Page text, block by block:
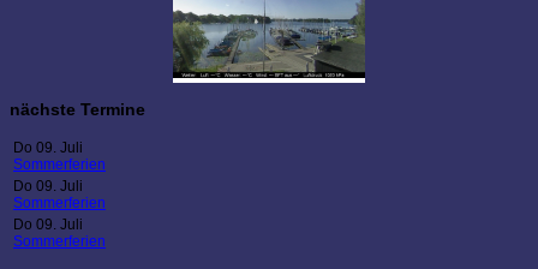
nächste Termine
Do 09. Juli
Sommerferien
Do 09. Juli
Sommerferien
Do 09. Juli
Sommerferien